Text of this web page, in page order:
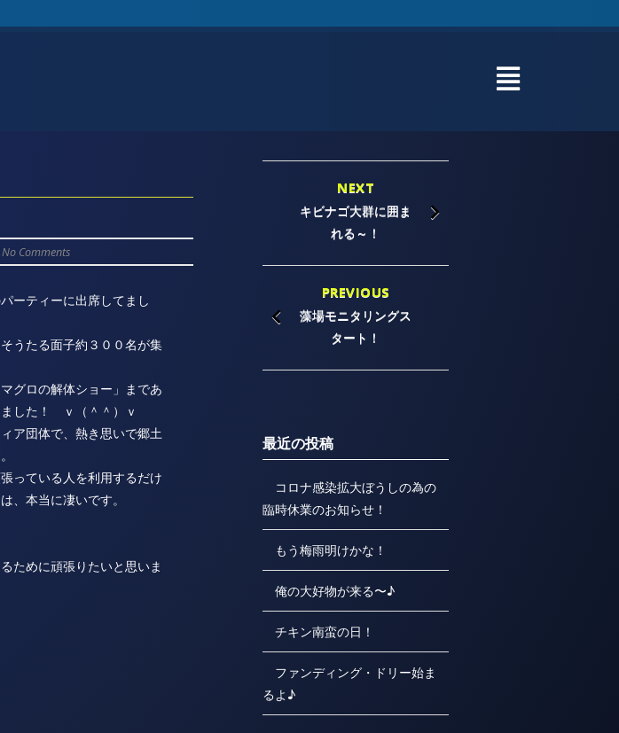
No Comments
ーティーに出席してまし
うたる面子約３００名が集
グロの解体ショー」まであ
した！ ｖ（＾＾）ｖ
ア団体で、熱き思いで郷土
っている人を利用するだけ
、本当に凄いです。
ために頑張りたいと思いま
NEXT
キビナゴ大群に囲ま
れる～！
PREVIOUS
藻場モニタリングス
タート！
最近の投稿
コロナ感染拡大ぼうしの為の
臨時休業のお知らせ！
もう梅雨明けかな！
俺の大好物が来る〜♪
チキン南蛮の日！
ファンディング・ドリー始ま
るよ♪